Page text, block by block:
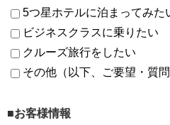
5つ星ホテルに泊まってみた
ビジネスクラスに乗りたい
クルーズ旅行をしたい
その他（以下、ご要望・質
■お客様情報